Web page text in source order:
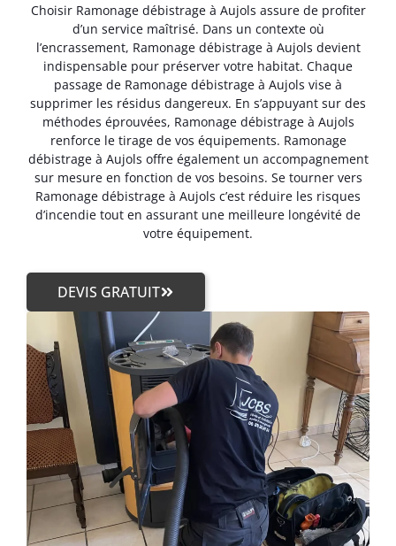
Choisir Ramonage débistrage à Aujols assure de profiter
d’un service maîtrisé. Dans un contexte où
l’encrassement, Ramonage débistrage à Aujols devient
indispensable pour préserver votre habitat. Chaque
passage de Ramonage débistrage à Aujols vise à
supprimer les résidus dangereux. En s’appuyant sur des
méthodes éprouvées, Ramonage débistrage à Aujols
renforce le tirage de vos équipements. Ramonage
débistrage à Aujols offre également un accompagnement
sur mesure en fonction de vos besoins. Se tourner vers
Ramonage débistrage à Aujols c’est réduire les risques
d’incendie tout en assurant une meilleure longévité de
votre équipement.
DEVIS GRATUIT